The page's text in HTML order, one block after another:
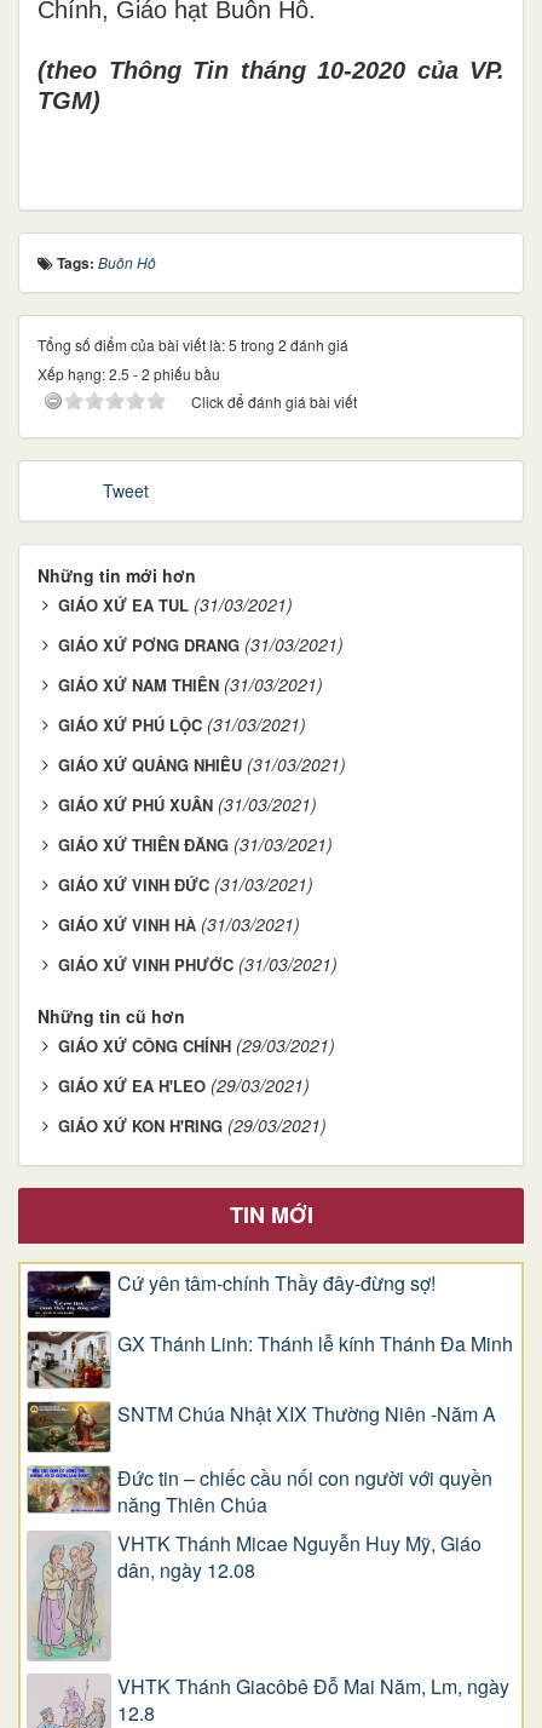
Chính, Giáo hạt Buôn Hô.
(theo Thông Tin tháng 10-2020 của VP.
TGM)
Tags: Buôn Hô
Tổng số điểm của bài viết là: 5 trong 2 đánh giá
Xếp hạng:2.5 -2 phiếu bầu
Click để đánh giá bài viết
Tweet
Những tin mới hơn
GIÁO XỨ EA TUL (31/03/2021)
GIÁO XỨ PƠNG DRANG (31/03/2021)
GIÁO XỨ NAM THIÊN (31/03/2021)
GIÁO XỨ PHÚ LỘC (31/03/2021)
GIÁO XỨ QUẢNG NHIÊU (31/03/2021)
GIÁO XỨ PHÚ XUÂN (31/03/2021)
GIÁO XỨ THIÊN ĐĂNG (31/03/2021)
GIÁO XỨ VINH ĐỨC (31/03/2021)
GIÁO XỨ VINH HÀ (31/03/2021)
GIÁO XỨ VINH PHƯỚC (31/03/2021)
Những tin cũ hơn
GIÁO XỨ CÔNG CHÍNH (29/03/2021)
GIÁO XỨ EA H'LEO (29/03/2021)
GIÁO XỨ KON H'RING (29/03/2021)
TIN MỚI
Cứ yên tâm-chính Thầy đây-đừng sợ!
GX Thánh Linh: Thánh lễ kính Thánh Đa Minh
SNTM Chúa Nhật XIX Thường Niên -Năm A
Đức tin – chiếc cầu nối con người với quyền
năng Thiên Chúa
VHTK Thánh Micae Nguyễn Huy Mỹ, Giáo
dân, ngày 12.08
VHTK Thánh Giacôbê Ðỗ Mai Năm, Lm, ngày
12.8